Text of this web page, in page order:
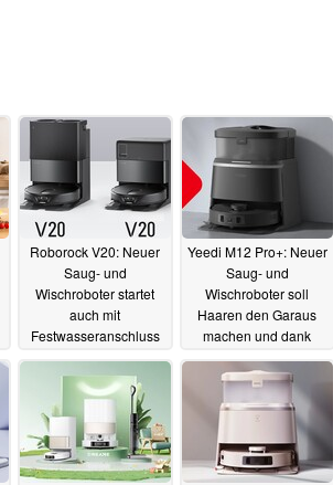
Roborock V20: Neuer
Saug- und
Wischroboter startet
auch mit
Festwasseranschluss
Reinigung
04.04.2024
Yeedi M12 Pro+: Neuer
Saug- und
Wischroboter soll
Haaren den Garaus
machen und dank
Wischmopp streifenfrei
agieren
28.03.2024